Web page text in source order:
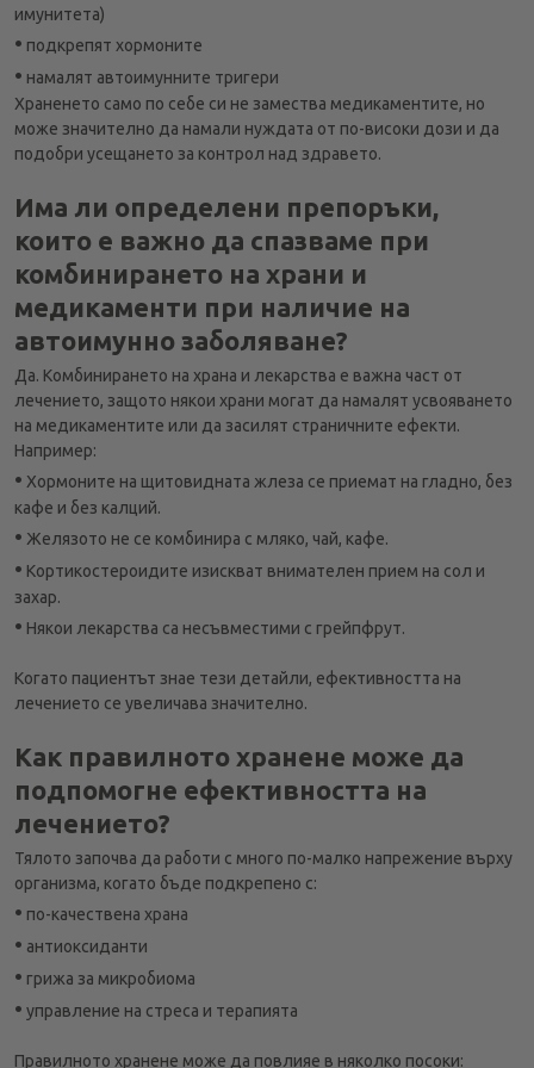
имунитета)
• подкрепят хормоните
• намалят автоимунните тригери
Храненето само по себе си не замества медикаментите, но
може значително да намали нуждата от по-високи дози и да
подобри усещането за контрол над здравето.
Има ли определени препоръки,
които е важно да спазваме при
комбинирането на храни и
медикаменти при наличие на
автоимунно заболяване?
Да. Комбинирането на храна и лекарства е важна част от
лечението, защото някои храни могат да намалят усвояването
на медикаментите или да засилят страничните ефекти.
Например:
• Хормоните на щитовидната жлеза се приемат на гладно, без
кафе и без калций.
• Желязото не се комбинира с мляко, чай, кафе.
• Кортикостероидите изискват внимателен прием на сол и
захар.
• Някои лекарства са несъвместими с грейпфрут.
Когато пациентът знае тези детайли, ефективността на
лечението се увеличава значително.
Как правилното хранене може да
подпомогне ефективността на
лечението?
Тялото започва да работи с много по-малко напрежение върху
организма, когато бъде подкрепено с:
• по-качествена храна
• антиоксиданти
• грижа за микробиома
• управление на стреса и терапията
Правилното хранене може да повлияе в няколко посоки: